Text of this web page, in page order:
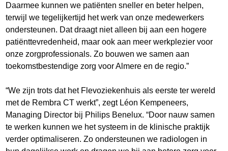
Daarmee kunnen we patiënten sneller en beter helpen,
terwijl we tegelijkertijd het werk van onze medewerkers
ondersteunen. Dat draagt niet alleen bij aan een hogere
patiënttevredenheid, maar ook aan meer werkplezier voor
onze zorgprofessionals. Zo bouwen we samen aan
toekomstbestendige zorg voor Almere en de regio.”
“We zijn trots dat het Flevoziekenhuis als eerste ter wereld
met de Rembra CT werkt”, zegt Léon Kempeneers,
Managing Director bij Philips Benelux. “Door nauw samen
te werken kunnen we het systeem in de klinische praktijk
verder optimaliseren. Zo ondersteunen we radiologen in